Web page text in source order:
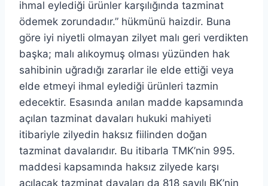
ihmal eylediği ürünler karşılığında tazminat
ödemek zorundadır.” hükmünü haizdir. Buna
göre iyi niyetli olmayan zilyet malı geri verdikten
başka; malı alıkoymuş olması yüzünden hak
sahibinin uğradığı zararlar ile elde ettiği veya
elde etmeyi ihmal eylediği ürünleri tazmin
edecektir. Esasında anılan madde kapsamında
açılan tazminat davaları hukuki mahiyeti
itibariyle zilyedin haksız fiilinden doğan
tazminat davalarıdır. Bu itibarla TMK’nin 995.
maddesi kapsamında haksız zilyede karşı
açılacak tazminat davaları da 818 sayılı BK’nin